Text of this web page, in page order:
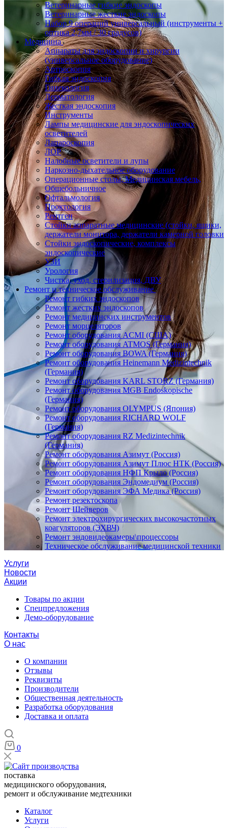
Ветеринарные гибкие эндоскопы
Ветеринарные жесткие эндоскопы
Набор 9 операций универсальный (инструменты +
оптика 2,7мм / 30 градусов)
Медицина
Аппараты для эндоскопии и хирургии
(универсальное оборудование)
Артроскопия
Гибкая эндоскопия
Гинекология
Дерматология
Жесткая эндоскопия
Инструменты
Лампы медицинские для эндоскопических
осветителей
Лапароскопия
ЛОР
Налобные осветители и лупы
Наркозно-дыхательное оборудование
Операционные столы, Медицинская мебель,
Общебольничное
Офтальмология
Проктология
Рентген
Стойки аппаратные медицинские (стойки, ящики,
держатели монитора, держатели камерной головки
Стойки эндоскопические, комплексы
эндоскопические
УЗИ
Урология
Чистка, уход, стерилизация, ДВУ
Ремонт и техническое обслуживание
Ремонт гибких эндоскопов
Ремонт жестких эндоскопов
Ремонт медицинских инструментов
Ремонт морцеляторов
Ремонт оборудования ACMI (США)
Ремонт оборудования ATMOS (Германия)
Ремонт оборудования BOWA (Германия)
Ремонт оборудования Heinemann Medizintechnik
(Германия)
Ремонт оборудования KARL STORZ (Германия)
Ремонт оборудования MGB Endoskopische
(Германия)
Ремонт оборудования OLYMPUS (Япония)
Ремонт оборудования RICHARD WOLF
(Германия)
Ремонт оборудования RZ Medizintechnik
(Германия)
Ремонт оборудования Азимут (Россия)
Ремонт оборудования Азимут Плюс НТК (Россия)
Ремонт оборудования НФП Крыло (Россия)
Ремонт оборудования Эндомедиум (Россия)
Ремонт оборудования ЭФА Медика (Россия)
Ремонт резектоскопа
Ремонт Шейверов
Ремонт электрохирургических высокочастотных
коагуляторов (ЭХВЧ)
Ремонт эндовидеокамеры\процессоры
Техническое обслуживание медицинской техники
Услуги
Новости
Акции
Товары по акции
Спецпредложения
Демо-оборудование
Контакты
О нас
О компании
Отзывы
Реквизиты
Производители
Общественная деятельность
Разработка оборудования
Доставка и оплата
0
поставка
медицинского оборудования,
ремонт и обслуживание медтехники
Каталог
Услуги